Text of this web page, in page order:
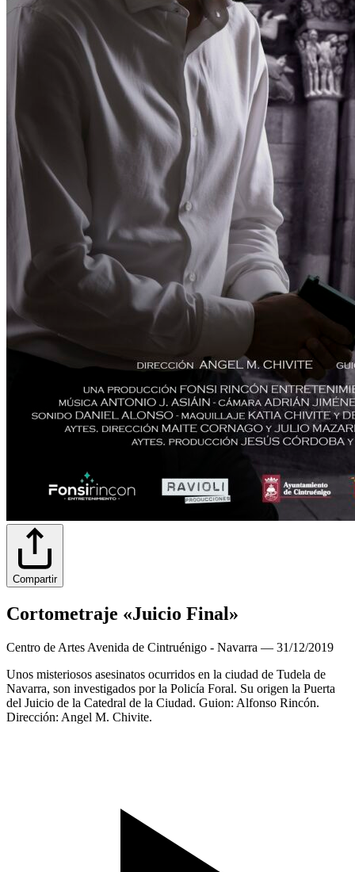
Compartir
Cortometraje «Juicio Final»
Centro de Artes Avenida de Cintruénigo - Navarra — 31/12/2019
Unos misteriosos asesinatos ocurridos en la ciudad de Tudela de
Navarra, son investigados por la Policía Foral. Su origen la Puerta
del Juicio de la Catedral de la Ciudad. Guion: Alfonso Rincón.
Dirección: Angel M. Chivite.